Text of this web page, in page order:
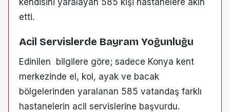
kendisini yaralayan 585 kişi hastanelere akın
etti.
Acil Servislerde Bayram Yoğunluğu
Edinilen bilgilere göre; sadece Konya kent
merkezinde el, kol, ayak ve bacak
bölgelerinden yaralanan 585 vatandaş farklı
hastanelerin acil servislerine başvurdu.